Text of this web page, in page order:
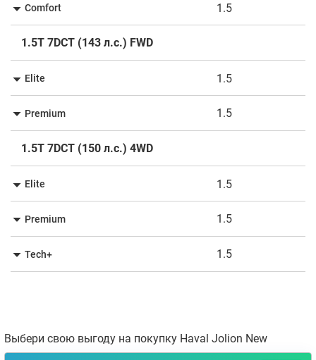
Comfort 1.5
1.5T 7DCT (143 л.с.) FWD
Elite 1.5
Premium 1.5
1.5T 7DCT (150 л.с.) 4WD
Elite 1.5
Premium 1.5
Tech+ 1.5
Выбери свою выгоду на покупку Haval Jolion New